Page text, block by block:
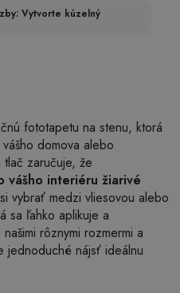
Vytvorte kúzelný
fototapetu na stenu, ktorá
domova alebo
tlač zaručuje, že
interiéru žiarivé
vybrať medzi vliesovou alebo
sa ľahko aplikuje a
rôznymi rozmermi a
jednoduché nájsť ideálnu